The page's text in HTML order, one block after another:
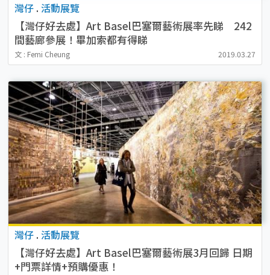
灣仔 . 活動展覽
【灣仔好去處】Art Basel巴塞爾藝術展率先睇 242
間藝廊參展！畢加索都有得睇
文 : Femi Cheung 2019.03.27
灣仔 . 活動展覽
【灣仔好去處】Art Basel巴塞爾藝術展3月回歸 日期
+門票詳情+預購優惠！